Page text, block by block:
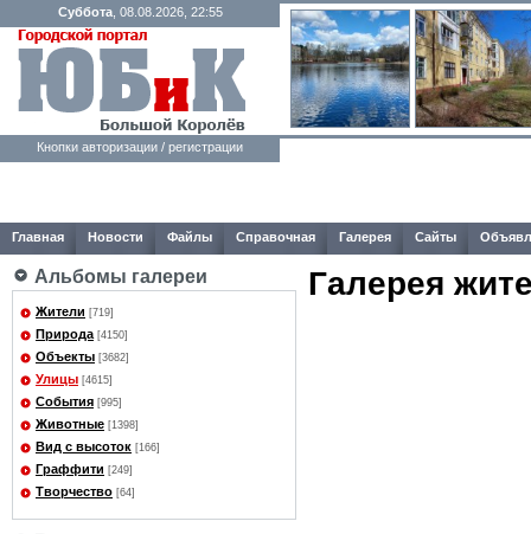
Суббота, 08.08.2026, 22:55
Кнопки авторизации / регистрации
Главная Новости Файлы Справочная Галерея Сайты
Альбомы галереи
Жители [719]
Природа [4150]
Объекты [3682]
Улицы [4615]
События [995]
Животные [1398]
Вид с высоток [166]
Граффити [249]
Творчество [64]
Галерея